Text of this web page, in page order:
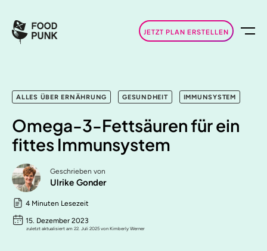
JETZT PLAN ERSTELLEN
ALLES ÜBER ERNÄHRUNG GESUNDHEIT IMMUNSYSTEM
Omega-3-Fettsäuren für ein
fittes Immunsystem
Geschrieben von
Ulrike Gonder
4 Minuten Lesezeit
15. Dezember 2023
zuletzt aktualisiert am 22. Juli 2025 von Kimberly Werner